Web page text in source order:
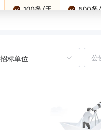
招标单位